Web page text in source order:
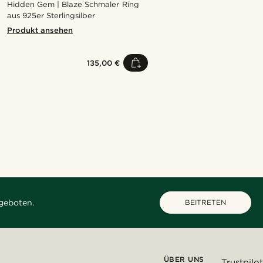
Hidden Gem | Blaze Schmaler Ring
aus 925er Sterlingsilber
Produkt ansehen
135,00 €
BEITRETEN
ÜBER UNS